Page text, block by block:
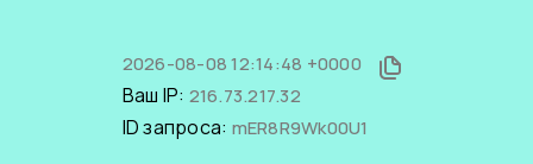
2026-08-08 12:14:48 +0000
Ваш IP: 216.73.217.32
ID запроса: mER8R9Wk00U1